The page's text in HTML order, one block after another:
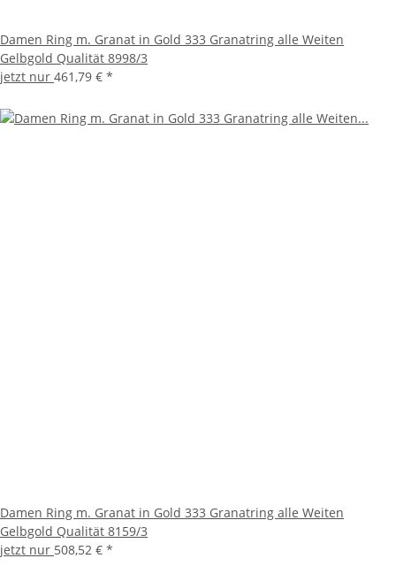
Damen Ring m. Granat in Gold 333 Granatring alle Weiten
Gelbgold Qualität 8998/3
jetzt nur 461,79 € *
Damen Ring m. Granat in Gold 333 Granatring alle Weiten
Gelbgold Qualität 8159/3
jetzt nur 508,52 € *